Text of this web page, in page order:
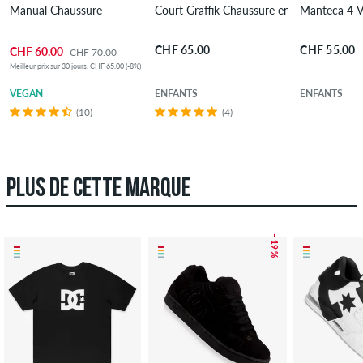
Manual Chaussure
CHF 60.00 CHF 70.00
Meilleur prix sur 30 jours: CHF 65.00 (-8%)
VEGAN
(10)
Court Graffik Chaussure enfant
CHF 65.00
ENFANTS
(4)
CHF 55.00
ENFANTS
PLUS DE CETTE MARQUE
– 19 %